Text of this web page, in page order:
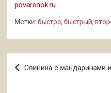
povarenok.ru
Метки: быстро, быстрый,
Навигация
по
Свинина с мандаринами